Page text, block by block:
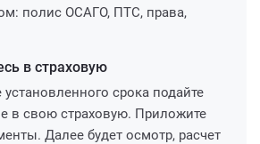
полис ОСАГО, ПТС, права,
в страховую
установленного срока подайте
в свою страховую. Приложите
Далее будет осмотр, расчет